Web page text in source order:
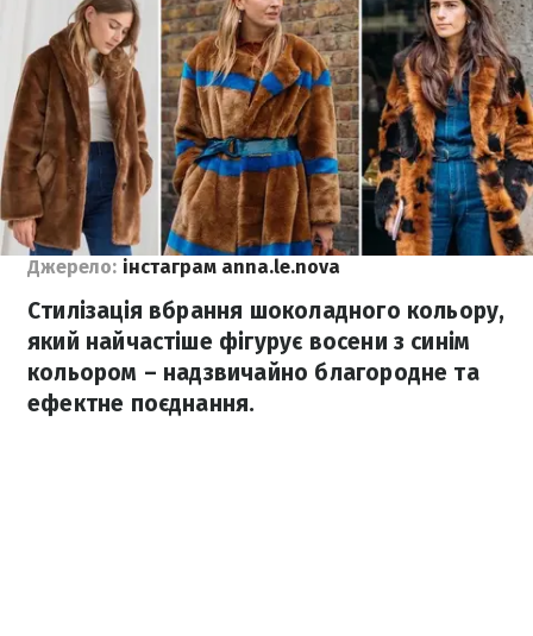
Джерело: інстаграм anna.le.nova
Стилізація вбрання шоколадного кольору,
який найчастіше фігурує восени з синім
кольором – надзвичайно благородне та
ефектне поєднання.